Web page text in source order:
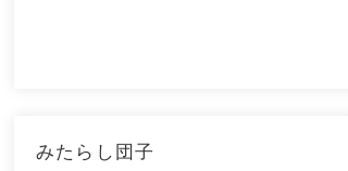
みたらし団子